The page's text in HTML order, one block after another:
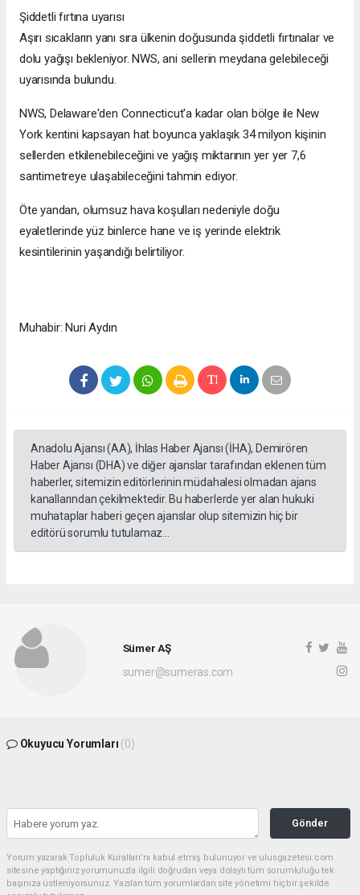
Şiddetli fırtına uyarısı
Aşırı sıcakların yanı sıra ülkenin doğusunda şiddetli fırtınalar ve
dolu yağışı bekleniyor. NWS, ani sellerin meydana gelebileceği
uyarısında bulundu.
NWS, Delaware'den Connecticut'a kadar olan bölge ile New
York kentini kapsayan hat boyunca yaklaşık 34 milyon kişinin
sellerden etkilenebileceğini ve yağış miktarının yer yer 7,6
santimetreye ulaşabileceğini tahmin ediyor.
Öte yandan, olumsuz hava koşulları nedeniyle doğu
eyaletlerinde yüz binlerce hane ve iş yerinde elektrik
kesintilerinin yaşandığı belirtiliyor.
Muhabir: Nuri Aydın
Anadolu Ajansı (AA), İhlas Haber Ajansı (İHA), Demirören
Haber Ajansı (DHA) ve diğer ajanslar tarafından eklenen tüm
haberler, sitemizin editörlerinin müdahalesi olmadan ajans
kanallarından çekilmektedir. Bu haberlerde yer alan hukuki
muhataplar haberi geçen ajanslar olup sitemizin hiç bir
editörü sorumlu tutulamaz...
Sümer AŞ
sumer@sumeras.com
Okuyucu Yorumları (0)
Gönder
Yorum yazarak Topluluk Kuralları’nı kabul etmiş bulunuyor ve ulusgazetesi.com
sitesine yaptığınız yorumunuzla ilgili doğrudan veya dolaylı tüm sorumluluğu tek
başınıza üstleniyorsunuz. Yazılan tüm yorumlardan site yönetimi hiçbir şekilde